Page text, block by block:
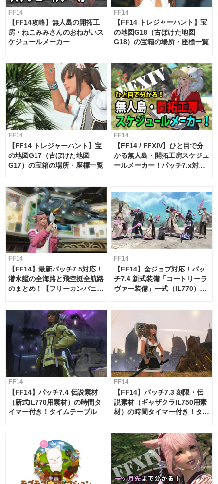
FF14
【FF14攻略】無人島の開拓工
房・ねこみみさんのおねがいス
ケジュールメーカー
FF14
【FF14 トレジャーハント】宝
の地図G18（古ぼけた地図
G18）の宝箱の場所・座標一覧
FF14
【FF14 トレジャーハント】宝
の地図G17（古ぼけた地図
G17）の宝箱の場所・座標一覧
FF14
【FF14 / FFXIV】ひと目で分
かる無人島・開拓工房スケジュ
ールメーカー！パッチ7.x対応
FF14
【FF14】最新パッチ7.5対応！
潜水艦の全海路と飛空挺全航路
のまとめ！【フリーカンパニ
FF14
【FF14】全ジョブ対応！パッ
チ7.4 新式装備「コートリーラ
ヴァー装備」一式（IL770）の
FF14
【FF14】パッチ7.4 伝説素材
（新式IL770用素材）の時間タ
イマー付き！タイムテーブル
FF14
【FF14】パッチ7.3 刻限・伝
説素材（ギャザクラIL750用素
材）の時間タイマー付き！タイ